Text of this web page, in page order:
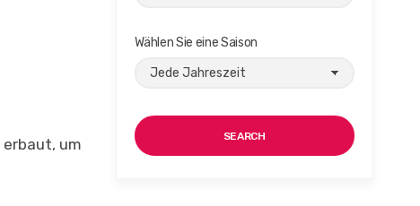
erbaut, um
Wählen Sie eine Saison
SEARCH